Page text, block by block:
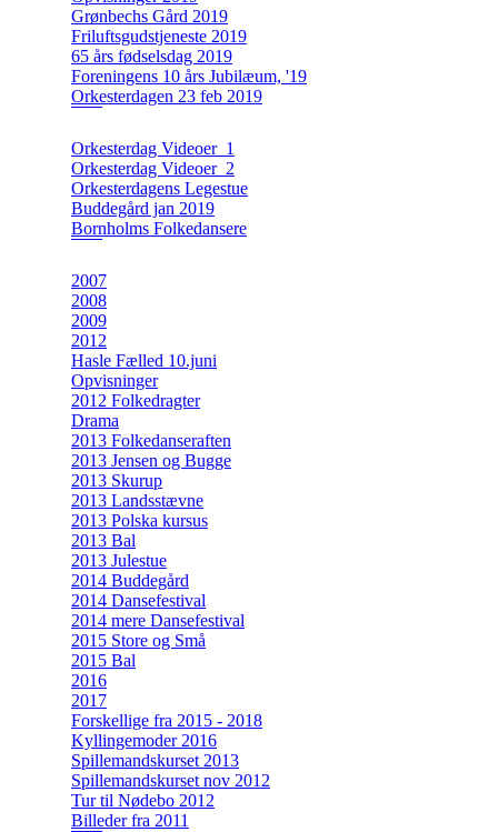
Grønbechs Gård 2019
Friluftsgudstjeneste 2019
65 års fødselsdag 2019
Foreningens 10 års Jubilæum, '19
Orkesterdagen 23 feb 2019
Orkesterdag Videoer_1
Orkesterdag Videoer_2
Orkesterdagens Legestue
Buddegård jan 2019
Bornholms Folkedansere
2007
2008
2009
2012
Hasle Fælled 10.juni
Opvisninger
2012 Folkedragter
Drama
2013 Folkedanseraften
2013 Jensen og Bugge
2013 Skurup
2013 Landsstævne
2013 Polska kursus
2013 Bal
2013 Julestue
2014 Buddegård
2014 Dansefestival
2014 mere Dansefestival
2015 Store og Små
2015 Bal
2016
2017
Forskellige fra 2015 - 2018
Kyllingemoder 2016
Spillemandskurset 2013
Spillemandskurset nov 2012
Tur til Nødebo 2012
Billeder fra 2011